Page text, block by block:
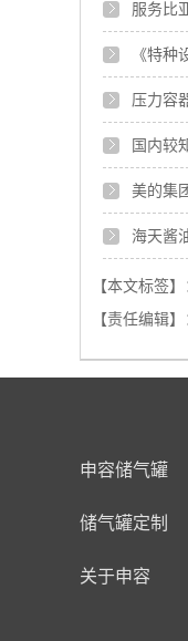
服务比
《特种
压力容
国内较
美的集
海天酱
【本文标签】
【责任编辑】
申容储气罐
储气罐定制
关于申容